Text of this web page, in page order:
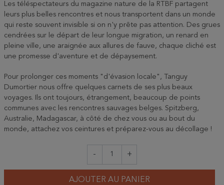
Les téléspectateurs du magazine nature de la RTBF partagent
leurs plus belles rencontres et nous transportent dans un monde
qui reste souvent invisible si on n'y prête pas attention. Des grues
cendrées sur le départ de leur longue migration, un renard en
pleine ville, une araignée aux allures de fauve, chaque cliché est
une promesse d'aventure et de dépaysement.
Pour prolonger ces moments "d'évasion locale", Tanguy
Dumortier nous offre quelques carnets de ses plus beaux
voyages. Ils ont toujours, étrangement, beaucoup de points
communes avec les rencontres sauvages belges. Spitzberg,
Australie, Madagascar, à côté de chez vous ou au bout du
monde, attachez vos ceintures et préparez-vous au décollage !
- +
AJOUTER AU PANIER